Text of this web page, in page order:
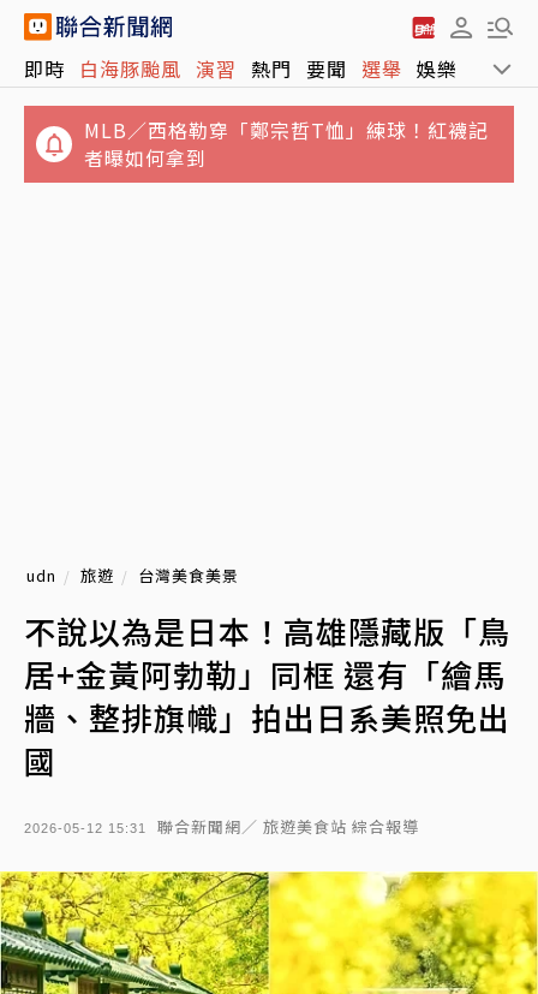
即時 白海豚颱風 演習 熱門 要聞 選舉 娛樂 運動
者曝如何拿到
發表上千篇文章打臉健康偽科學 林慶順教授驚
傳意外過世
udn 旅遊 台灣美食美景
不說以為是日本！高雄隱藏版「鳥
居+金黃阿勃勒」同框 還有「繪馬
牆、整排旗幟」拍出日系美照免出
國
2026-05-12 15:31 聯合新聞網／ 旅遊美食站 綜合報導